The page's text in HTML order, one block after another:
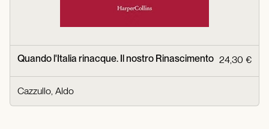
Quando l'Italia rinacque. Il nostro Rinascimento 24,30 €
Cazzullo, Aldo